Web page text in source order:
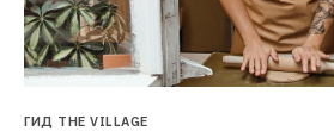
ГИД THE VILLAGE